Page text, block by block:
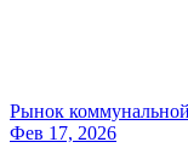
Рынок
Фев 17, 2026